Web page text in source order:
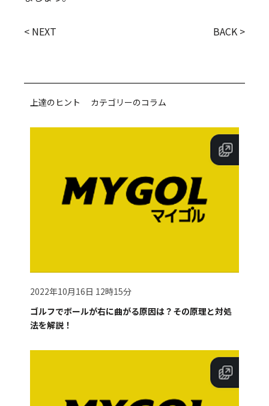
< NEXT BACK >
上達のヒント カテゴリーのコラム
2022年10月16日 12時15分
ゴルフでボールが右に曲がる原因は？その原理と対処
法を解説！